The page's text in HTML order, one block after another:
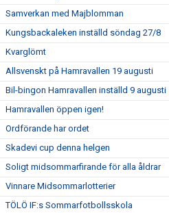
Samverkan med Majblomman
Kungsbackaleken inställd söndag 27/8
Kvarglömt
Allsvenskt på Hamravallen 19 augusti
Bil-bingon Hamravallen inställd 9 augusti
Hamravallen öppen igen!
Ordförande har ordet
Skadevi cup denna helgen
Soligt midsommarfirande för alla åldrar
Vinnare Midsommarlotterier
TÖLÖ IF:s Sommarfotbollsskola